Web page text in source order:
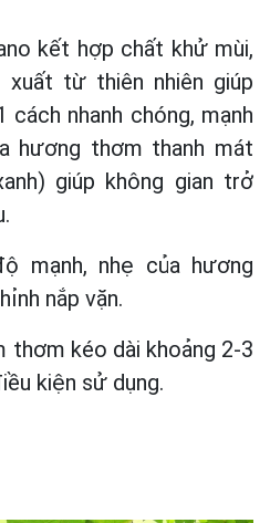
kết hợp chất khử mùi,
từ thiên nhiên giúp
cách nhanh chóng, mạnh
hương thơm thanh mát
giúp không gian trở
mạnh, nhẹ của hương
nắp vặn.
thơm kéo dài khoảng 2-3
kiện sử dụng.